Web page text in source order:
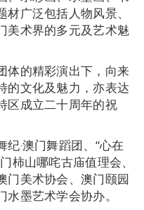
广泛包括人物风景、
美术界的多元及艺术魅
体的精彩演出下，向来
的文化及魅力，亦表达
区成立二十周年的祝
‧澳门舞蹈团、“心在
柿山哪咤古庙值理会、
门美术协会、澳门颐园
墨艺术学会协办。